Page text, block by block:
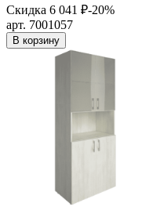
Скидка 6 041 ₽-20%
арт. 7001057
В корзину